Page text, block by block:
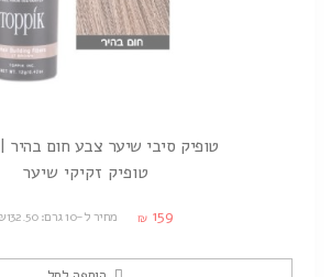
טופיק סיבי שיער צבע חום בהיר | 12 גרם
טופיק זקיקי שיער
₪ 159 מחיר ל-10 גרם: ₪132.50